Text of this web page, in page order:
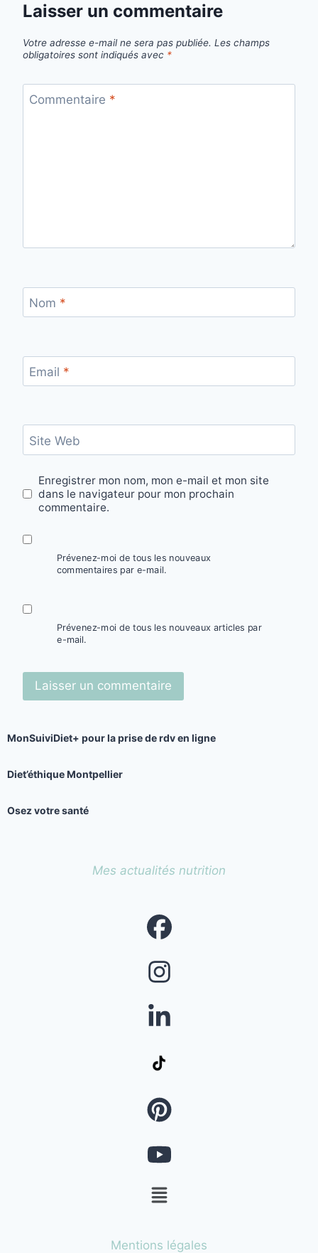
Laisser un commentaire
Votre adresse e-mail ne sera pas publiée. Les champs
obligatoires sont indiqués avec *
Commentaire *
Nom *
Email *
Site Web
Enregistrer mon nom, mon e-mail et mon site
dans le navigateur pour mon prochain
commentaire.
Prévenez-moi de tous les nouveaux
commentaires par e-mail.
Prévenez-moi de tous les nouveaux articles par
e-mail.
MonSuiviDiet+ pour la prise de rdv en ligne
Diet’éthique Montpellier
Osez votre santé
Mes actualités nutrition
Mentions légales